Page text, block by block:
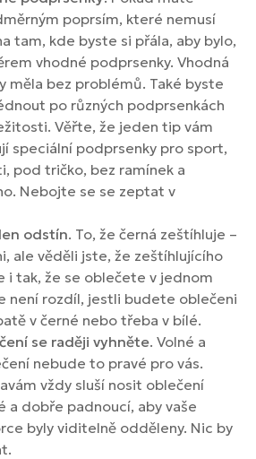
poprsím, které nemusí
tam, kde byste si přála, aby bylo,
vhodné podprsenky. Vhodná
měla bez problémů. Také byste
po různých podprsenkách
Věřte, že jeden tip vám
speciální podprsenky pro sport,
pod tričko, bez ramínek a
Nebojte se se zeptat v
odstín. To, že černá zeštíhluje –
ale věděli jste, že zeštíhlujícího
i tak, že se oblečete v jednom
není rozdíl, jestli budete oblečeni
v černé nebo třeba v bílé.
se raději vyhněte. Volné a
nebude to pravé pro vás.
vždy sluší nosit oblečení
a dobře padnoucí, aby vaše
byly viditelně odděleny. Nic by